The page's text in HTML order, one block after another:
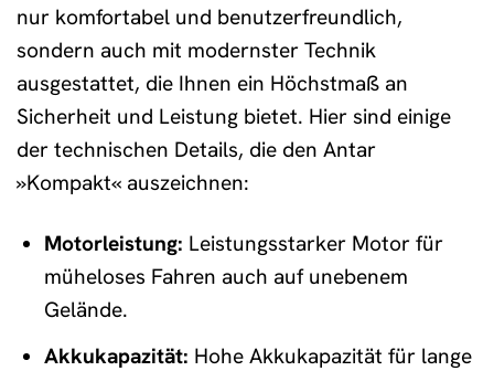
nur komfortabel und benutzerfreundlich,
sondern auch mit modernster Technik
ausgestattet, die Ihnen ein Höchstmaß an
Sicherheit und Leistung bietet. Hier sind einige
der technischen Details, die den Antar
»Kompakt« auszeichnen:
Motorleistung: Leistungsstarker Motor für
müheloses Fahren auch auf unebenem
Gelände.
Akkukapazität: Hohe Akkukapazität für lange